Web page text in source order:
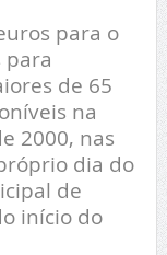
para o
para
de 65
na
2000, nas
dia do
de
início do